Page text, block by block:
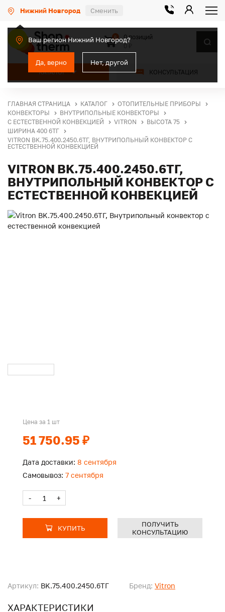
Нижний Новгород Сменить
Ваш регион Нижний Новгород?
Да, верно Нет, другой
КАТАЛОГ КОНСУЛЬТАЦИЯ
0
0 позиций
ГЛАВНАЯ СТРАНИЦА КАТАЛОГ
ОТОПИТЕЛЬНЫЕ ПРИБОРЫ
КОНВЕКТОРЫ
ВНУТРИПОЛЬНЫЕ КОНВЕКТОРЫ
С ЕСТЕСТВЕННОЙ КОНВЕКЦИЕЙ
VITRON
ВЫСОТА 75
ШИРИНА 400 6ТГ
VITRON BK.75.400.2450.6ТГ, ВНУТРИПОЛЬНЫЙ КОНВЕКТОР С
ЕСТЕСТВЕННОЙ КОНВЕКЦИЕЙ
VITRON BK.75.400.2450.6ТГ,
ВНУТРИПОЛЬНЫЙ КОНВЕКТОР С
ЕСТЕСТВЕННОЙ КОНВЕКЦИЕЙ
Артикул: BK.75.400.2450.6ТГ Бренд: Vitron
ХАРАКТЕРИСТИКИ
Цена за 1 шт
51 750.95 ₽
Дата доставки: 8 сентября
Самовывоз: 7 сентября
- +
КУПИТЬ
ПОЛУЧИТЬ
КОНСУЛЬТАЦИЮ